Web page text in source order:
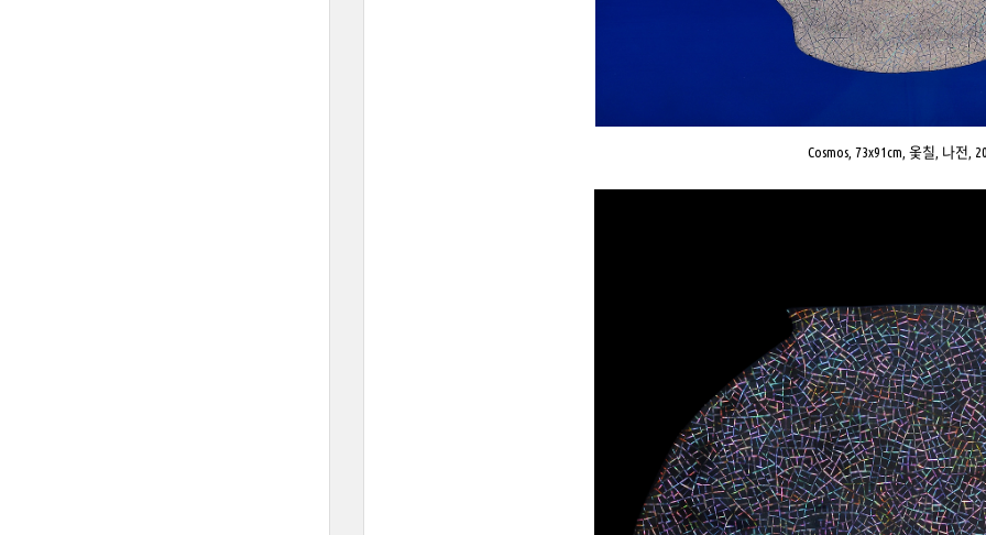
Cosmos, 73x91cm, 옻칠, 나전,